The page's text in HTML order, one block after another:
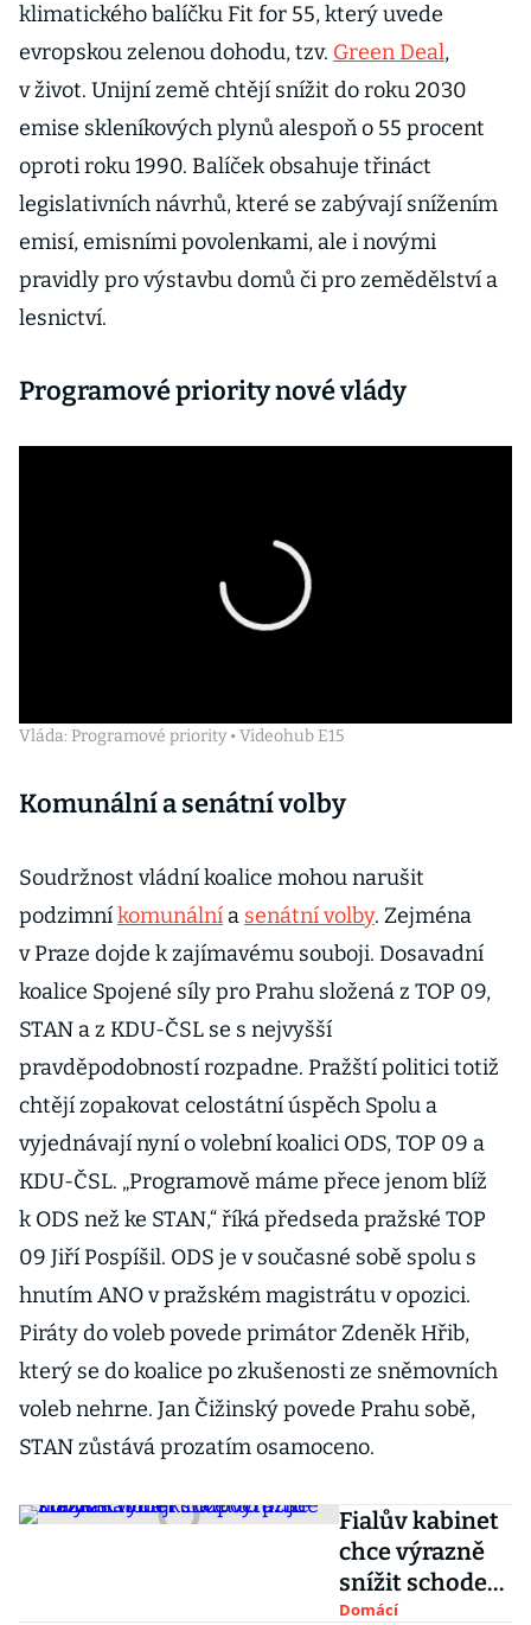
klimatického balíčku Fit for 55, který uvede
evropskou zelenou dohodu, tzv. Green Deal,
v život. Unijní země chtějí snížit do roku 2030
emise skleníkových plynů alespoň o 55 procent
oproti roku 1990. Balíček obsahuje třináct
legislativních návrhů, které se zabývají snížením
emisí, emisními povolenkami, ale i novými
pravidly pro výstavbu domů či pro zemědělství a
lesnictví.
Programové priority nové vlády
Vláda: Programové priority • Videohub E15
Komunální a senátní volby
Soudržnost vládní koalice mohou narušit
podzimníkomunální a senátní volby. Zejména
v Praze dojde k zajímavému souboji. Dosavadní
koalice Spojené síly pro Prahu složená z TOP 09,
STAN a z KDU-ČSL se s nejvyšší
pravděpodobností rozpadne. Pražští politici totiž
chtějí zopakovat celostátní úspěch Spolu a
vyjednávají nyní o volební koalici ODS, TOP 09 a
KDU-ČSL. „Programově máme přece jenom blíž
k ODS než ke STAN,“ říká předseda pražské TOP
09 Jiří Pospíšil. ODS je v současné sobě spolu s
hnutím ANO v pražském magistrátu v opozici.
Piráty do voleb povede primátor Zdeněk Hřib,
který se do koalice po zkušenosti ze sněmovních
voleb nehrne. Jan Čižinský povede Prahu sobě,
STAN zůstává prozatím osamoceno.
Fialův kabinet
chce výrazně
snížit schodek
rozpočtu. S
Domácí